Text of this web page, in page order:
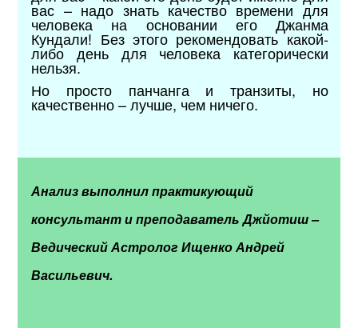
вас – надо знать качество времени для
человека на основании его Джанма
Кундали! Без этого рекомендовать какой-
либо день для человека категорически
нельзя.
Но просто панчанга и транзиты, но
качественно – лучше, чем ничего.
Анализ выполнил практикующий
консультант и преподаватель Джйотиш –
Ведический Астролог Ищенко Андрей
Васильевич.